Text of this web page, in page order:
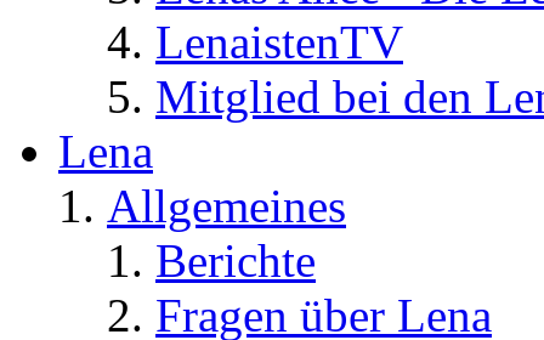
LenaistenTV
Mitglied bei den
Lena
Allgemeines
Berichte
Fragen über Lena